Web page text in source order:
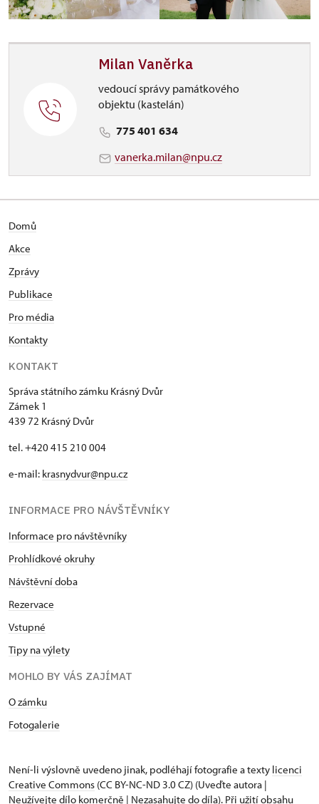
Milan Vaněrka
vedoucí správy památkového
objektu (kastelán)
775 401 634
vanerka.milan@npu.cz
Domů
Akce
Zprávy
Publikace
Pro média
Kontakty
KONTAKT
Správa státního zámku Krásný Dvůr
Zámek 1
439 72 Krásný Dvůr
tel. +420 415 210 004
e-mail: krasnydvur@npu.cz
INFORMACE PRO NÁVŠTĚVNÍKY
Informace pro návštěvníky
Prohlídkové okruhy
Návštěvní doba
Rezervace
Vstupné
Tipy na výlety
MOHLO BY VÁS ZAJÍMAT
O zámku
Fotogalerie
Není-li výslovně uvedeno jinak, podléhají fotografie a texty licenci
Creative Commons (CC BY-NC-ND 3.0 CZ) (Uveďte autora |
Neužívejte dílo komerčně | Nezasahujte do díla). Při užití obsahu